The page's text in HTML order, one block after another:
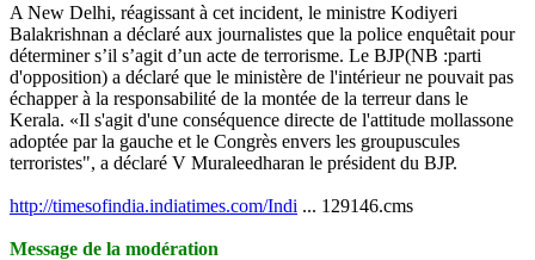
A New Delhi, réagissant à cet incident, le ministre Kodiyeri
Balakrishnan a déclaré aux journalistes que la police enquêtait pour
déterminer s’il s’agit d’un acte de terrorisme. Le BJP(NB :parti
d'opposition) a déclaré que le ministère de l'intérieur ne pouvait pas
échapper à la responsabilité de la montée de la terreur dans le
Kerala. «Il s'agit d'une conséquence directe de l'attitude mollassone
adoptée par la gauche et le Congrès envers les groupuscules
terroristes", a déclaré V Muraleedharan le président du BJP.
http://timesofindia.indiatimes.com/Indi ... 129146.cms
Message de la modération